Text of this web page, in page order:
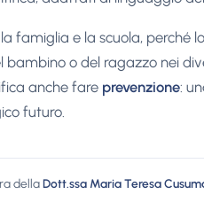
famiglia e la scuola, perché
bambino o del ragazzo nei
anche fare prevenzione:
futuro.
dellaDott.ssa Maria Teresa